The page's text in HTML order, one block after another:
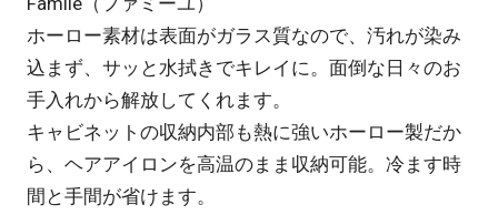
ホーロー素材は表面がガラス質なので、汚れが染み
込まず、サッと水拭きでキレイに。面倒な日々のお
手入れから解放してくれます。
キャビネットの収納内部も熱に強いホーロー製だか
ら、ヘアアイロンを高温のまま収納可能。冷ます時
間と手間が省けます。